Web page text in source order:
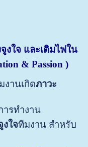
ใจ และเติมไฟใน
& Passion )
านเกิดภาวะ
ารทำงาน
งใจทีมงาน สำหรับ